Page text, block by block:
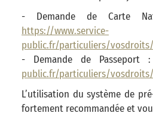
- Demande de Carte
https://www.service-
public.fr/particuliers/
- Demande de Passeport :
public.fr/particuliers/
L’utilisation du système de
fortement recommandée et